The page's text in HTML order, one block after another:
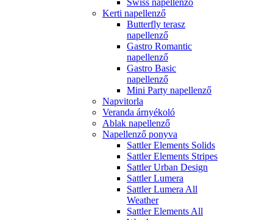
Swiss napellenző
Kerti napellenző
Butterfly terasz
napellenző
Gastro Romantic
napellenző
Gastro Basic
napellenző
Mini Party napellenző
Napvitorla
Veranda árnyékoló
Ablak napellenző
Napellenző ponyva
Sattler Elements Solids
Sattler Elements Stripes
Sattler Urban Design
Sattler Lumera
Sattler Lumera All
Weather
Sattler Elements All